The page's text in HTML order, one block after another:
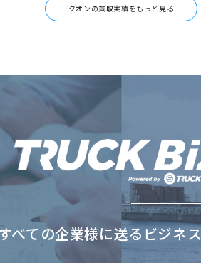
クオンの買取実績をもっと見る
べての企業様に送るビジネ